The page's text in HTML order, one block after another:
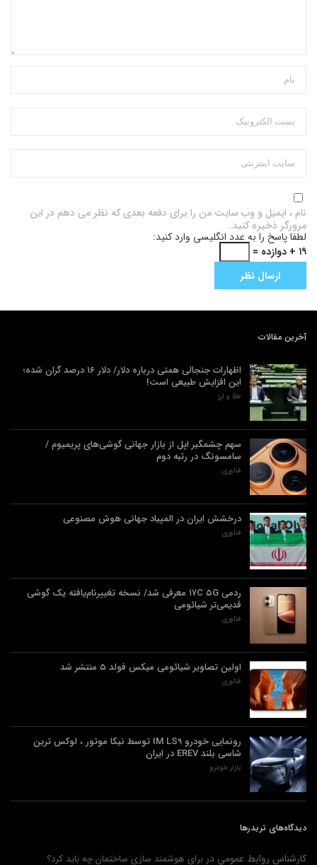
نام ، ایمیل و وب سایت من را برای دفعه بعدی که نظر می دهم در این
مرورگر ذخیره کنید.
لطفا پاسخ را به عدد انگلیسی وارد کنید:
۱۹ + دوازده =
آخرین مقالات
اظهارات جنجالی همتی درباره دلار/ دلار ۱۶ درصد گران شده؛
این افزایش طبیعی است!
طلا و ارز
سهم چشمگیر اپل از بازار جهانی گوشی‌های پریمیوم /
سامسونگ در رتبه دوم
فناوری
درخشش ایران در المپیاد جهانی هوش مصنوعی
فناوری
ردمی ۱۷C ۵G معرفی شد/ نسخه تغییرنام‌یافته یک گوشی
قدیمی‌تر شیائومی
فناوری
اولین تصاویر شیائومی میکس فولد ۵ منتشر شد
فناوری
رونمایی خودرو IM LS9 توسط نیکا موتور ، لوکس ترین
شاسی بلند EREV در ایران
بازار خودرو
دیدگاه‌های تریدرها
کارشناس روابط عمومی در برای هوشمند سازی ساختمان چه باید کرد؟